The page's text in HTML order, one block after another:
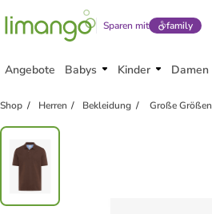
Sparen mit family
Angebote Babys Kinder Damen
Shop Herren Bekleidung Große Größen